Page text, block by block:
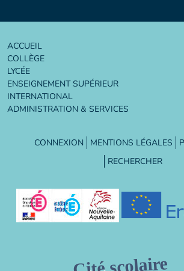
ACCUEIL
COLLÈGE
LYCÉE
ENSEIGNEMENT SUPÉRIEUR
INTERNATIONAL
ADMINISTRATION & SERVICES
CONNEXION MENTIONS LÉGALES
RECHERCHER